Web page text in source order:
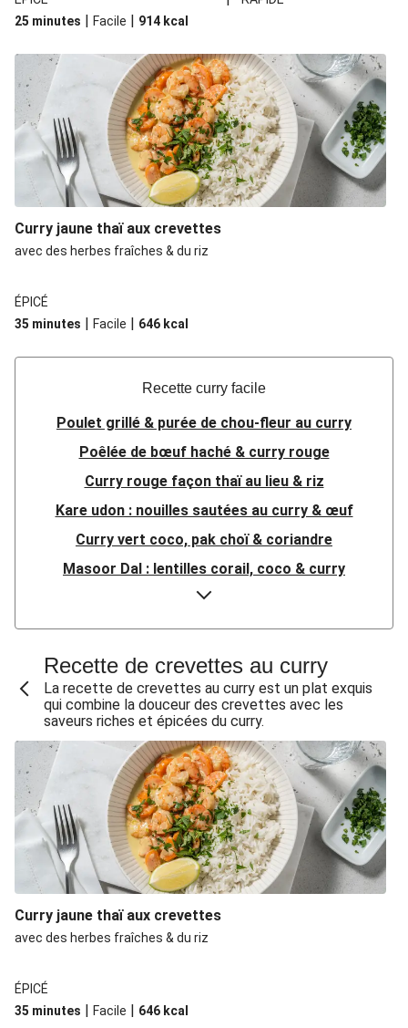
25 minutes | Facile | 914 kcal
Curry jaune thaï aux crevettes
avec des herbes fraîches & du riz
ÉPICÉ
35 minutes | Facile | 646 kcal
Recette curry facile
Poulet grillé & purée de chou-fleur au curry
Poêlée de bœuf haché & curry rouge
Curry rouge façon thaï au lieu & riz
Kare udon : nouilles sautées au curry & œuf
Curry vert coco, pak choï & coriandre
Masoor Dal : lentilles corail, coco & curry
Sunny curry au poulet, nouilles & coco
Curry thaï de dinde & patate douce
Curry de crevettes & lait de coco
Curry de lieu & lait de coco façon Moqueca
Bowl de lentilles corail au saumon & brocoli
Curry de crevettes au vadouvan
Salade d'orzo & crevettes au curry
Curry de poulet express & riz de chou-fleur
Curry rouge au poulet & semoule complète
Curry doux aux épinards et aux pois chiches
Curry au poulet et haricots verts
Curry aux crevettes express
Couscous et poulet au curry
Soupe de nouilles au curry
Recette de crevettes au curry
La recette de crevettes au curry est un plat exquis
qui combine la douceur des crevettes avec les
saveurs riches et épicées du curry.
Curry jaune thaï aux crevettes
avec des herbes fraîches & du riz
ÉPICÉ
35 minutes | Facile | 646 kcal